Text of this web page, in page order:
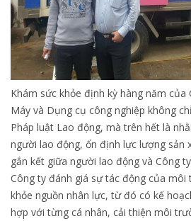
Khám sức khỏe định kỳ hàng năm của
Máy và Dụng cụ công nghiệp không
Pháp luật Lao động, mà trên hết là
người lao động, ổn định lực lượng sản
gắn kết giữa người lao động và Công
Công ty đánh giá sự tác động của
khỏe nguồn nhân lực, từ đó có kế
hợp với từng cá nhân, cải thiện môi